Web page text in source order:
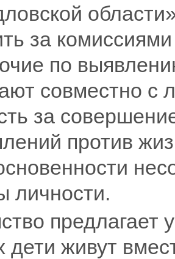
за
по
совместно
за
против
личности.
предлагает
дети живут